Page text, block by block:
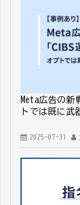
Meta広告の新
トでは既に武
2025-07-31